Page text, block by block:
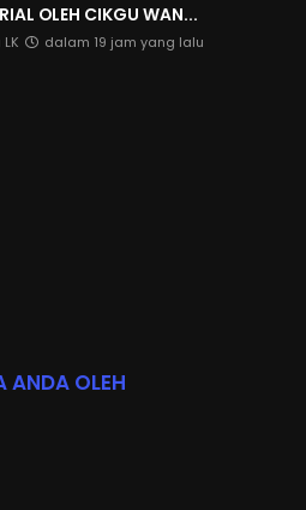
OLEH CIKGU WAN...
dalam 19 jam yang lalu
ANDA OLEH